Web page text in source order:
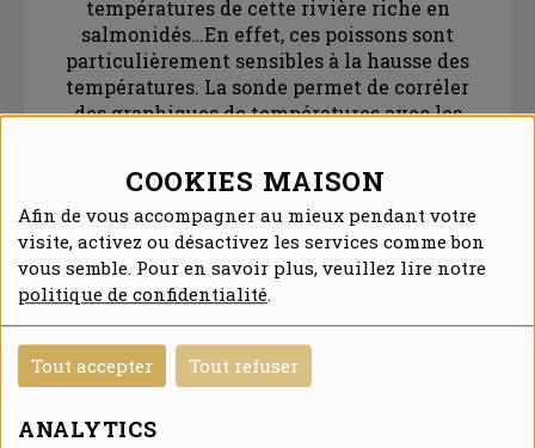
COOKIES MAISON
Afin de vous accompagner au mieux pendant votre
visite, activez ou désactivez les services comme bon
vous semble. Pour en savoir plus, veuillez lire notre
politique de confidentialité.
Tout accepter Tout refuser
ANALYTICS
températures de cette rivière riche en
salmonidés…En effet, ces poissons sont
particulièrement sensibles à la hausse des
températures. La sonde permet de corréler
des graphiques de températures avec les